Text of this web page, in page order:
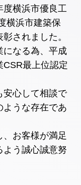
横浜市優良工
横浜市建築保
されました。
になる為、平成
CSR最上位認定
安心して相談で
ような存在であ
お客様が満足
よう誠心誠意努